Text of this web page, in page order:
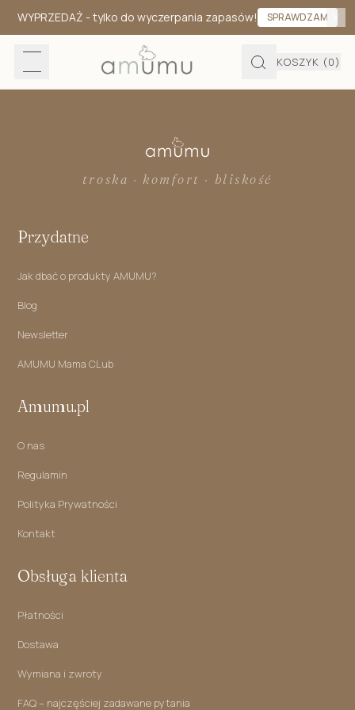
WYPRZEDAŻ - tylko do wyczerpania zapasów! SPRAWDZAM
KOSZYK (0)
troska · komfort · bliskość
Przydatne
Jak dbać o produkty AMUMU?
Blog
Newsletter
AMUMU Mama CLub
Amumu.pl
O nas
Regulamin
Polityka Prywatności
Kontakt
Obsługa klienta
Płatności
Dostawa
Wymiana i zwroty
FAQ – najczęściej zadawane pytania